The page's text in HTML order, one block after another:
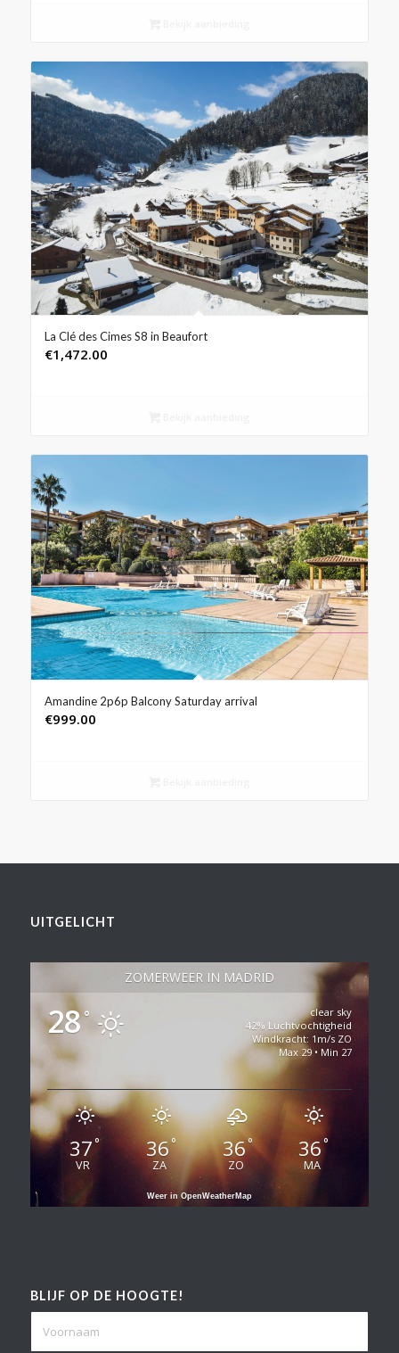
La Clé des Cimes S8 in Beaufort
€1,472.00
Amandine 2p6p Balcony Saturday arrival
€999.00
UITGELICHT
ZOMERWEER IN MADRID
28°
clear sky
42% Luchtvochtigheid
Windkracht: 1m/s ZO
Max 29 • Min 27
37°
VR
36°
ZA
36°
ZO
36°
MA
Weer in OpenWeatherMap
BLIJF OP DE HOOGTE!